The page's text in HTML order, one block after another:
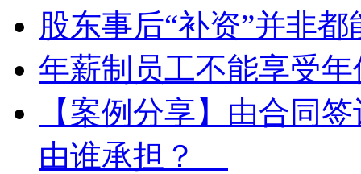
股东事后“补资”并非
年薪制员工不能享受
【案例分享】由合同
由谁承担？